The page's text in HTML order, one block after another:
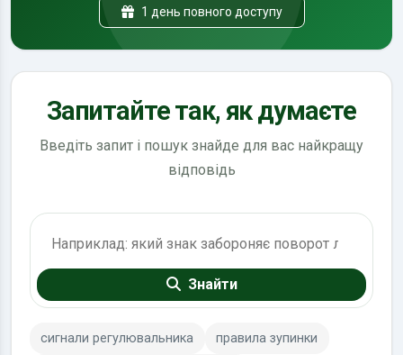
1 день повного доступу
Запитайте так, як думаєте
Введіть запит і пошук знайде для вас найкращу
відповідь
Знайти
сигнали регулювальника правила зупинки